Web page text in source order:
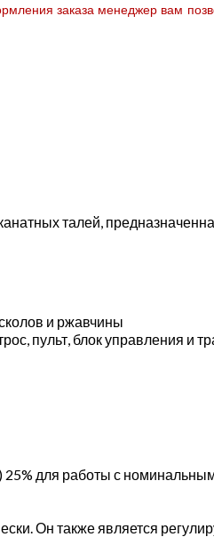
заказа менеджер вам
талей,
и ржавчины
пульт, блок управления и
для работы с
Он также является